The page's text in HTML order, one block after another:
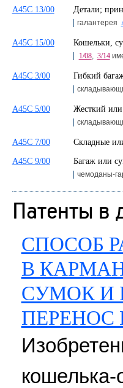
A45C 13/00 Детали;
галантерея
A45C 15/00 Кошельки,
1/08, 3/14
A45C 3/00 Гибкий
A45C 5/00 Жесткий
A45C 7/00 Складные
A45C 9/00 Багаж или
чемоданы-
Патенты в
СПОСОБ
В
СУМОК И